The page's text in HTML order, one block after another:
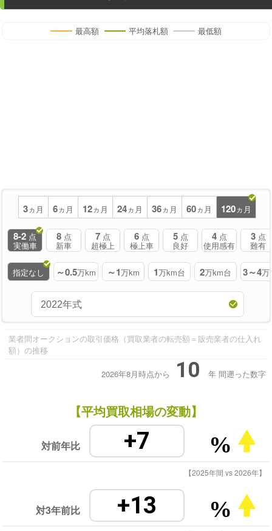
最高額 平均落札額 最低額
3ヵ月 6ヵ月 12ヵ月 24ヵ月 36ヵ月 60ヵ月 120ヵ月
8-2 点
実働車
8 点
新車
7 点
超極上
6 点
極上車
5 点
良好
4 点
使用感有
3 点
難有
指定なし ～0.5万km ～1万km 1万km台 2万km台 3～4万
業者間オークションの取引価格（買取業者の転売額＝販売業者の仕入れ
額）の推移
2026年8月時点から 10 年 間遡った数字
【平均買取相場の変動】
対前年比 +7 %
【2025年間 vs 2026年】
対3年前比 +13 %